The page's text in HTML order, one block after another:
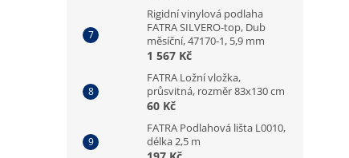
Rigidní vinylová podlaha
FATRA SILVERO-top, Dub
měsíční, 47170-1, 5,9 mm
1 567 Kč
FATRA Ložní vložka,
průsvitná, rozměr 83x130 cm
60 Kč
FATRA Podlahová lišta L0010,
délka 2,5 m